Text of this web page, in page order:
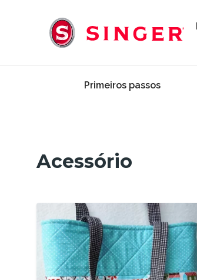
Primeiros passos
Acessório